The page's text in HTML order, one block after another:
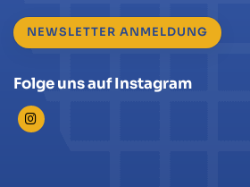
NEWSLETTER ANMELDUNG
Folge uns auf Instagram